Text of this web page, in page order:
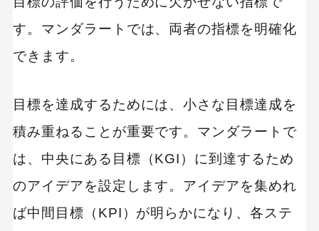
す。マンダラートでは、両者の指標を明確化
できます。
目標を達成するためには、小さな目標達成を
積み重ねることが重要です。マンダラートで
は、中央にある目標（KGI）に到達するため
のアイデアを設定します。アイデアを集めれ
ば中間目標（KPI）が明らかになり、各ステ